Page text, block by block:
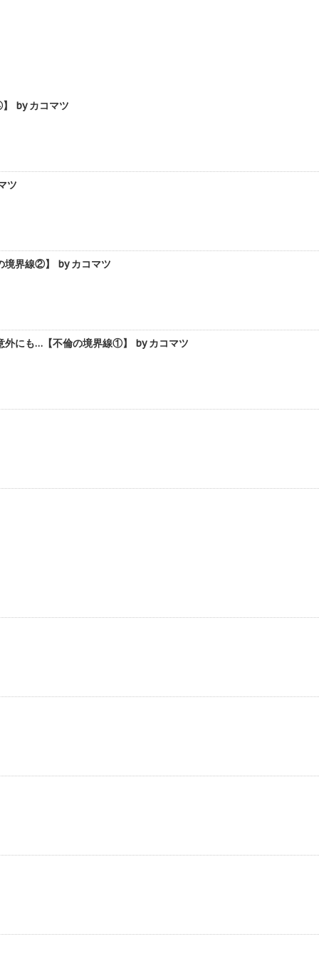
by カコマツ
ツ
境界線②】 by カコマツ
外にも…【不倫の境界線①】 by カコマツ